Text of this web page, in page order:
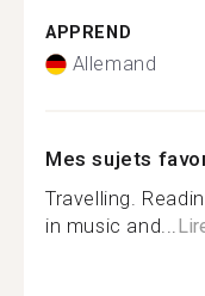
APPREND
Allemand
Mes sujets
Travelling.
in music and...